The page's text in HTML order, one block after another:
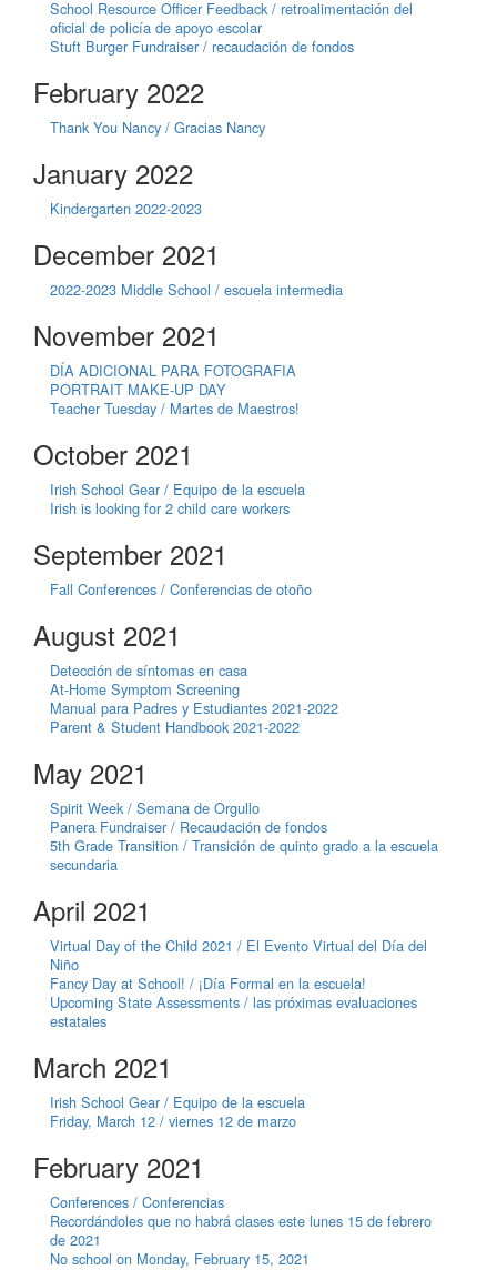
School Resource Officer Feedback / retroalimentación del
oficial de policía de apoyo escolar
Stuft Burger Fundraiser / recaudación de fondos
February 2022
Thank You Nancy / Gracias Nancy
January 2022
Kindergarten 2022-2023
December 2021
2022-2023 Middle School / escuela intermedia
November 2021
DÍA ADICIONAL PARA FOTOGRAFIA
PORTRAIT MAKE-UP DAY
Teacher Tuesday / Martes de Maestros!
October 2021
Irish School Gear / Equipo de la escuela
Irish is looking for 2 child care workers
September 2021
Fall Conferences / Conferencias de otoño
August 2021
Detección de síntomas en casa
At-Home Symptom Screening
Manual para Padres y Estudiantes 2021-2022
Parent & Student Handbook 2021-2022
May 2021
Spirit Week / Semana de Orgullo
Panera Fundraiser / Recaudación de fondos
5th Grade Transition / Transición de quinto grado a la escuela
secundaria
April 2021
Virtual Day of the Child 2021 / El Evento Virtual del Día del
Niño
Fancy Day at School! / ¡Día Formal en la escuela!
Upcoming State Assessments / las próximas evaluaciones
estatales
March 2021
Irish School Gear / Equipo de la escuela
Friday, March 12 / viernes 12 de marzo
February 2021
Conferences / Conferencias
Recordándoles que no habrá clases este lunes 15 de febrero
de 2021
No school on Monday, February 15, 2021